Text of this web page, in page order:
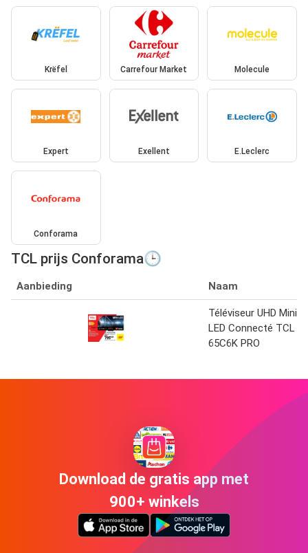
Krëfel Carrefour Market Molecule
Expert Exellent E.Leclerc
Conforama
TCL prijs Conforama🕒
Aanbieding Naam
Téléviseur UHD Mini
LED Connecté TCL
65C6K PRO
Download de gratis app met
900+ winkels